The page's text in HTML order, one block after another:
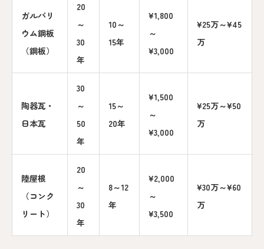
ガルバリ
ウム鋼板
（鋼板）
20
～
30
年
10～
15年
¥1,800
～
¥3,000
¥25万～¥45
万
陶器瓦・
日本瓦
30
～
50
年
15～
20年
¥1,500
～
¥3,000
¥25万～¥50
万
陸屋根
（コンク
リート）
20
～
30
年
8～12
年
¥2,000
～
¥3,500
¥30万～¥60
万